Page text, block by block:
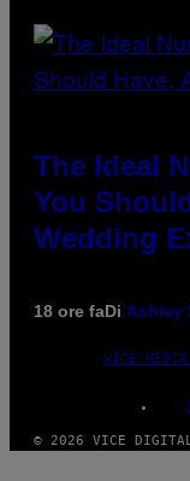
The Ideal
You
Wedding
18 ore faDi Ashley
VICE MEDIA
© 2026 VICE